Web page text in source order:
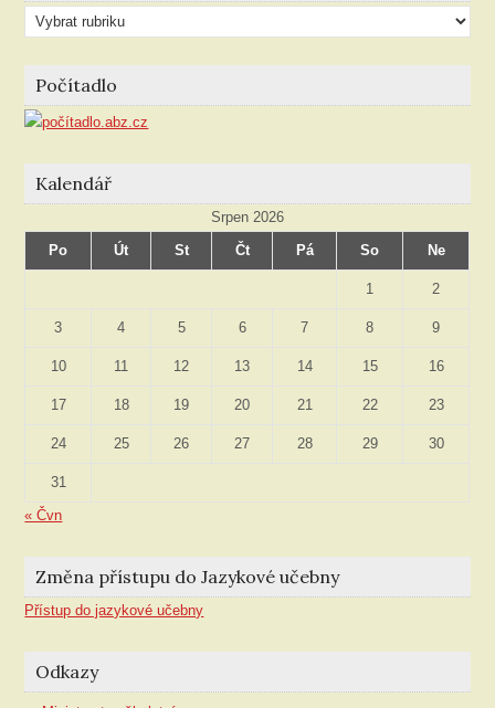
Články
podle
rubriky
Počítadlo
Kalendář
Srpen 2026
Po
Út St Čt Pá So Ne
1 2
3 4 5 6 7 8 9
10 11 12 13 14 15 16
17 18 19 20 21 22 23
24 25 26 27 28 29 30
31
« Čvn
Změna přístupu do Jazykové učebny
Přístup do jazykové učebny
Odkazy